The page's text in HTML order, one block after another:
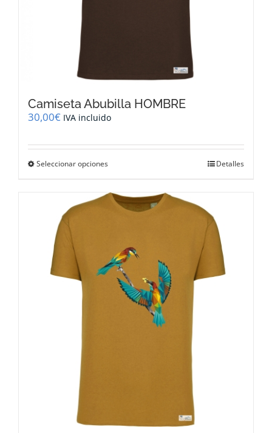
Camiseta Abubilla HOMBRE
30,00€ IVA incluido
Seleccionar opciones
múltiples
variantes.
se
pueden
elegir
en
página
Detalles